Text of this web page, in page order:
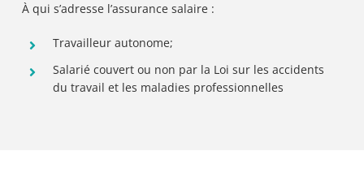
À qui s’adresse l’assurance salaire :
Travailleur autonome;
Salarié couvert ou non par la Loi sur les accidents
du travail et les maladies professionnelles